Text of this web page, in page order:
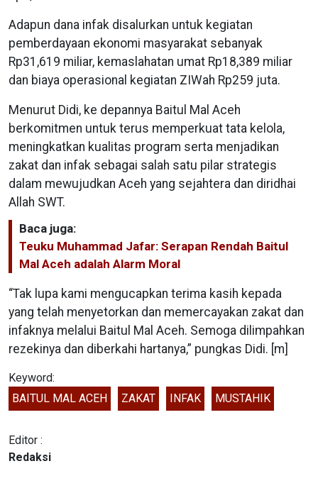
Adapun dana infak disalurkan untuk kegiatan
pemberdayaan ekonomi masyarakat sebanyak
Rp31,619 miliar, kemaslahatan umat Rp18,389 miliar
dan biaya operasional kegiatan ZIWah Rp259 juta.
Menurut Didi, ke depannya Baitul Mal Aceh
berkomitmen untuk terus memperkuat tata kelola,
meningkatkan kualitas program serta menjadikan
zakat dan infak sebagai salah satu pilar strategis
dalam mewujudkan Aceh yang sejahtera dan diridhai
Allah SWT.
Baca juga:
Teuku Muhammad Jafar: Serapan Rendah Baitul
Mal Aceh adalah Alarm Moral
“Tak lupa kami mengucapkan terima kasih kepada
yang telah menyetorkan dan memercayakan zakat dan
infaknya melalui Baitul Mal Aceh. Semoga dilimpahkan
rezekinya dan diberkahi hartanya,” pungkas Didi. [m]
Keyword:
BAITUL MAL ACEH
ZAKAT INFAK MUSTAHIK
Editor :
Redaksi